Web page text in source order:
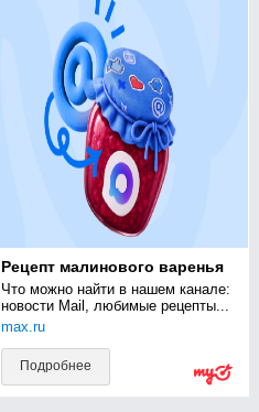
Рецепт малинового варенья
Что можно найти в нашем канале:
новости Mail, любимые рецепты...
max.ru
Подробнее